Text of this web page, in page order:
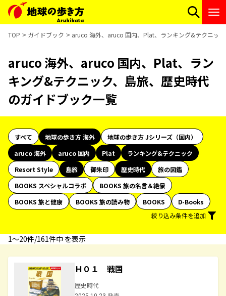
TOP ガイドブック aruco 海外、aruco 国内、Plat、ランキング&テクニッ
aruco 海外、aruco 国内、Plat、ラン
キング&テクニック、島旅、歴史時代
のガイドブック一覧
すべて 地球の歩き方 海外
地球の歩き方 Jシリーズ（国内）
aruco 海外
aruco 国内 Plat
ランキング&テクニック
Resort Style
島旅 御朱印 歴史時代
旅の図鑑
BOOKS スペシャルコラボ
BOOKS 旅の名言＆絶景
BOOKS 旅と健康
BOOKS 旅の読み物 BOOKS
D-Books
絞り込み条件を追加
1〜20件/161件中 を表示
Ｈ０１ 戦国
歴史時代